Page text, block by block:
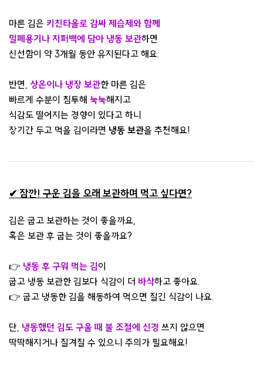
마른 김은 키친타올로 감싸 제습제와 함께
밀폐용기나 지퍼백에 담아 냉동 보관하면
신선함이 약 3개월 동안 유지된다고 해요.
반면, 상온이나 냉장 보관한 마른 김은
빠르게 수분이 침투해 눅눅해지고
식감도 떨어지는 경향이 있다고 하니
장기간 두고 먹을 김이라면 냉동 보관을 추천해요!
✔ 잠깐! 구운 김을 오래 보관하며 먹고 싶다면?
김은 굽고 보관하는 것이 좋을까요,
혹은 보관 후 굽는 것이 좋을까요?
👉 냉동 후 구워 먹는 김이
굽고 냉동 보관한 김보다 식감이 더 바삭하고 좋아요.
👉 굽고 냉동한 김을 해동하여 먹으면 질긴 식감이 나요.
단, 냉동했던 김도 구울 때 불 조절에 신경 쓰지 않으면
딱딱해지거나 질겨질 수 있으니 주의가 필요해요!